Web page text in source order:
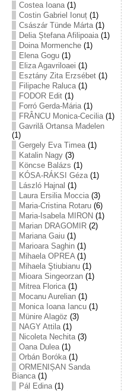
Costea Ioana(1)
Costin Gabriel Ionuț(1)
Császár Tünde Márta(1)
Delia Ștefana Afilipoaia(1)
Doina Mormenche(1)
Elena Gogu(1)
Eliza Agavriloaei (1)
Esztány Zita Erzsébet(1)
Filipache Raluca(1)
FODOR Edit(1)
Forró Gerda-Mária(1)
FRÂNCU Monica-Cecilia(1)
Gavrilă Ortansa Madelen
(1)
Gergely Eva Timea(1)
Katalin Nagy(3)
Köncse Balázs (1)
KÓSA-RÁKSI Géza(1)
László Hajnal (1)
Laura Ersilia Moccia(3)
Maria-Cristina Rotaru(6)
Maria-Isabela MIRON (1)
Marian DRAGOMIR(2)
Mariana Gaiu(1)
Marioara Saghin(1)
Mihaela OPREA(1)
Mihaela Ştiubianu(1)
Mioara Singeorzan(1)
Mitrea Florica(1)
Mocanu Aurelian(1)
Monica Ioana Iancu(1)
Münire Alagöz (3)
NAGY Attila(1)
Nicoleta Nechita(3)
Oana Dulea(1)
Orbán Boróka(1)
ORMENIȘAN Sanda
Bianca(1)
Pál Edina(1)